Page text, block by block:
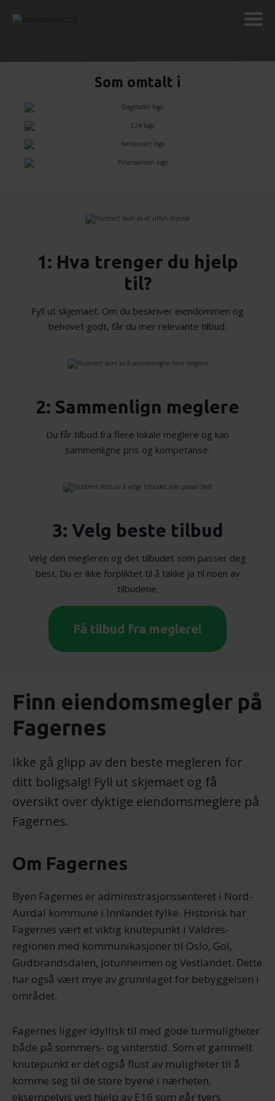
Som omtalt i
1: Hva trenger du hjelp
til?
Fyll ut skjemaet. Om du beskriver eiendommen og
behovet godt, får du mer relevante tilbud.
2: Sammenlign meglere
Du får tilbud fra flere lokale meglere og kan
sammenligne pris og kompetanse.
3: Velg beste tilbud
Velg den megleren og det tilbudet som passer deg
best. Du er ikke forpliktet til å takke ja til noen av
tilbudene.
Få tilbud fra meglere!
Finn eiendomsmegler på
Fagernes
Ikke gå glipp av den beste megleren for
ditt boligsalg! Fyll ut skjemaet og få
oversikt over dyktige eiendomsmeglere på
Fagernes.
Om Fagernes
Byen Fagernes er administrasjonssenteret i Nord-
Aurdal kommune i Innlandet fylke. Historisk har
Fagernes vært et viktig knutepunkt i Valdres-
regionen med kommunikasjoner til Oslo, Gol,
Gudbrandsdalen, Jotunheimen og Vestlandet. Dette
har også vært mye av grunnlaget for bebyggelsen i
området.
Fagernes ligger idyllisk til med gode turmuligheter
både på sommers- og vinterstid. Som et gammelt
knutepunkt er det også flust av muligheter til å
komme seg til de store byene i nærheten,
eksempelvis ved hjelp av E16 som går tvers